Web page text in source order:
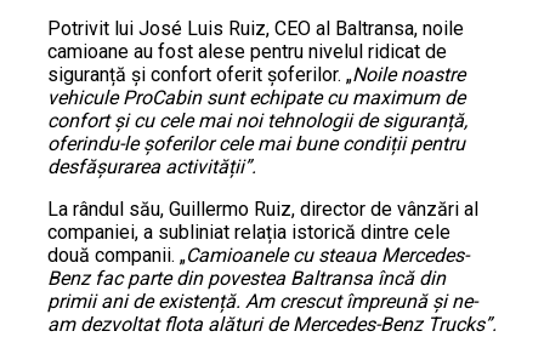
Potrivit lui José Luis Ruiz, CEO al Baltransa, noile
camioane au fost alese pentru nivelul ridicat de
siguranță și confort oferit șoferilor. „Noile noastre
vehicule ProCabin sunt echipate cu maximum de
confort și cu cele mai noi tehnologii de siguranță,
oferindu-le șoferilor cele mai bune condiții pentru
desfășurarea activității”.
La rândul său, Guillermo Ruiz, director de vânzări al
companiei, a subliniat relația istorică dintre cele
două companii. „Camioanele cu steaua Mercedes-
Benz fac parte din povestea Baltransa încă din
primii ani de existență. Am crescut împreună și ne-
am dezvoltat flota alături de Mercedes-Benz Trucks”.